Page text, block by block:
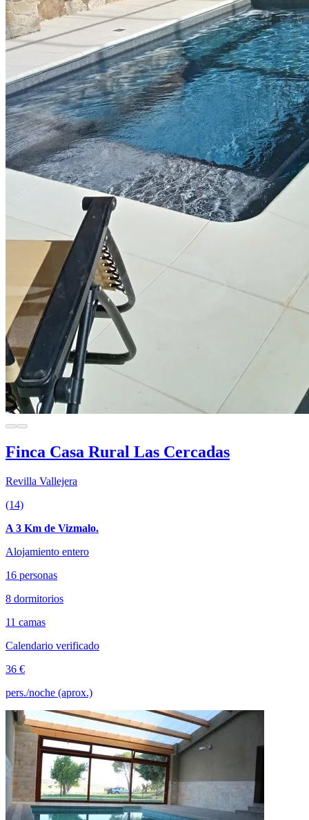
Finca Casa Rural Las Cercadas
Revilla Vallejera
(14)
A 3 Km de Vizmalo.
Alojamiento entero
16 personas
8 dormitorios
11 camas
Calendario verificado
36 €
pers./noche (aprox.)